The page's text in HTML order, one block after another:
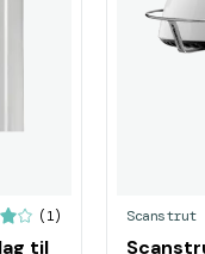
(1)
til
Scanstrut